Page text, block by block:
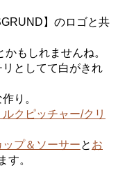
】のロゴと共
もしれませんね。
リとしてて白がきれ
り。
ルクピッチャー/クリ
ップ＆ソーサーと お
す。